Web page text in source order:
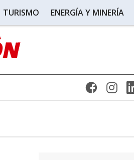
TURISMO ENERGÍA Y MINERÍA